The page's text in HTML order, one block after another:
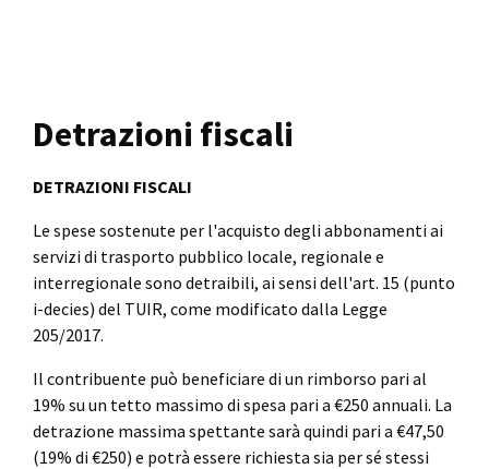
Detrazioni fiscali
DETRAZIONI FISCALI
Le spese sostenute per l'acquisto degli abbonamenti ai
servizi di trasporto pubblico locale, regionale e
interregionale sono detraibili, ai sensi dell'art. 15 (punto
i-decies) del TUIR, come modificato dalla Legge
205/2017.
Il contribuente può beneficiare di un rimborso pari al
19% su un tetto massimo di spesa pari a €250 annuali. La
detrazione massima spettante sarà quindi pari a €47,50
(19% di €250) e potrà essere richiesta sia per sé stessi